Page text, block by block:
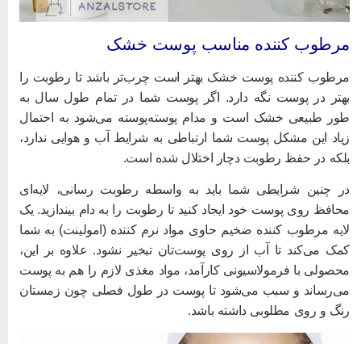
کننده مناسب پوست خشک
کننده پوست خشک بهتر است چرب‌تر باشد تا رطوبت را
در پوست نگه دارد. اگر پوست شما در تمام طول سال به
طبیعی خشک است و مدام پوسته‌پوسته می‌شود به احتمال
این مشکل پوست شما ارتباطی به شرایط آب و هوایی ندارد،
در حفظ رطوبت دچار اختلال شده است.
چنین شرایطی شما باید به واسطه رطوبت رسانی، لایه‌ای
روی پوست خود ایجاد کنید تا رطوبت را به دام بیندازید. یک
مرطوب کننده ضخیم حاوی مواد نرم کننده (امولینت) به شما
می‌کند تا آب از روی پوست‌تان تبخیر نشود. علاوه بر این،
با فرمولاسیونی کارآمد، مواد مغذی لازم را هم به پوست
و سبب می‌شود تا پوست در طول فصلی چون زمستان
و روی مطلوبی داشته باشد.